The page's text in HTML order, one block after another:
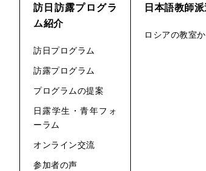
訪日訪露プログラ
ム紹介
訪日プログラム
訪露プログラム
プログラムの提案
日露学生・青年フォ
ーラム
オンライン交流
参加者の声
日本語教師派
ロシアの教室